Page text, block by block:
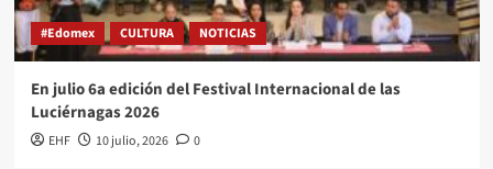
#Edomex CULTURA NOTICIAS
En julio 6a edición del Festival Internacional de las
Luciérnagas 2026
EHF 10 julio, 2026 0